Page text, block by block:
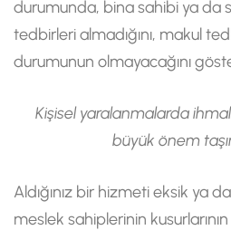
durumunda, bina sahibi ya da
tedbirleri almadığını, makul
durumunun olmayacağını
Kişisel yaralanmalarda
büyük önem
Aldığınız bir hizmeti eksik ya
meslek sahiplerinin